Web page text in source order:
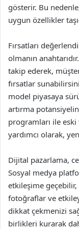
gösterir. Bu
uygun özellikler
Fırsatları
olmanın
takip ederek,
fırsatlar
model piyasaya
artırma
programları ile
yardımcı olarak,
Dijital pazarlama,
Sosyal medya
etkileşime
fotoğraflar ve
dikkat çekmenizi
birlikleri kurarak